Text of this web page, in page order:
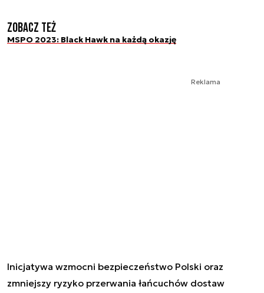
Zobacz też
MSPO 2023: Black Hawk na każdą okazję
Reklama
Inicjatywa wzmocni bezpieczeństwo Polski oraz
zmniejszy ryzyko przerwania łańcuchów dostaw